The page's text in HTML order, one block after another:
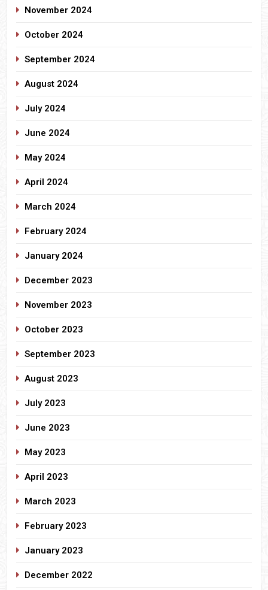
November 2024
October 2024
September 2024
August 2024
July 2024
June 2024
May 2024
April 2024
March 2024
February 2024
January 2024
December 2023
November 2023
October 2023
September 2023
August 2023
July 2023
June 2023
May 2023
April 2023
March 2023
February 2023
January 2023
December 2022